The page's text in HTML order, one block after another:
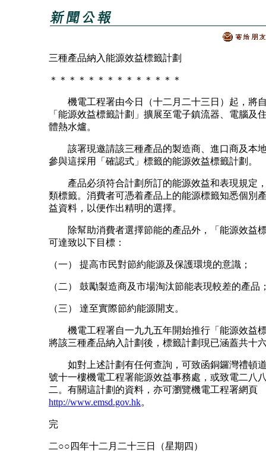
三種產品納入能源效益標籤計劃
＊＊＊＊＊＊＊＊＊＊＊＊＊＊
機電工程署由今日（十二月二十三日）起，將
「能源效益標籤計劃」擴展至電子鎮流器、電腦及
體熱水爐。
該署現邀請該三種產品的製造商、進口商及本
參與這採用「確認式」標籤的能源效益標籤計劃。
產品必須符合計劃所訂的能源效益和表現規定
類標籤。消費者可憑着產品上的能源標籤知悉個別
益資料，以便作出精明的選擇。
除幫助消費者選擇節能的產品外，「能源效益
可達致以下目標：
（一） 提高市民對節約能源及保護環境的意識；
（二） 鼓勵製造商及市場淘汰節能表現較差的產品
（三） 達至實際節約能源開支。
機電工程署自一九九五年開始推行「能源效益
將該三種產品納入計劃後，標籤計劃現已涵蓋共十
如對上述計劃有任何查詢，可致函銅鑼灣禮頓
號十一樓機電工程署能源效益事務處，或致電二八
二。有關這計劃的資料，亦可瀏覽機電工程署網頁
http://www.emsd.gov.hk。
完
二○○四年十二月二十三日（星期四）